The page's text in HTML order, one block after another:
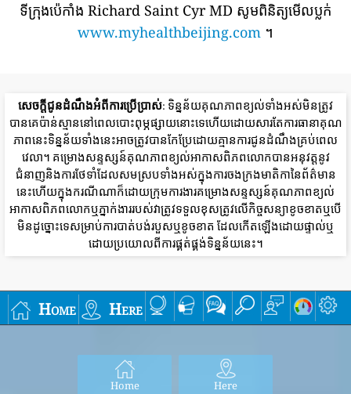
ទីក្រុងប៉េកាំង Richard Saint Cyr MD សូមពិនិត្យមើលប្លក់
www.myhealthbeijing.com ។
សេចក្តីជូនដំណឹងអំពីការប្រើប្រាស់: ទិន្នន័យគុណភាពខ្យល់ទាំងអស់មិនត្រូវ
បានគេប៉ាន់ស្មាននៅពេលបោះពុម្ភផ្សាយនោះទេហើយដោយសារតែការធានាគុណ
ភាពនេះទិន្នន័យទាំងនេះអាចត្រូវបានកែប្រែដោយគ្មានការជូនដំណឹងគ្រប់ពេល
វេលា។ គម្រោងសន្ទស្សន៍គុណភាពខ្យល់អាកាសពិភពលោកបានអនុវត្តនូវ
ជំនាញនិងការថែទាំដែលសមស្របទាំងអស់ក្នុងការចងក្រងមាតិកានៃព័ត៌មាន
នេះហើយក្នុងករណីណាក៏ដោយក្រុមការងារគម្រោងសន្ទស្សន៍គុណភាពខ្យល់
អាកាសពិភពលោកឬភ្នាក់ងាររបស់វាត្រូវទទួលខុសត្រូវលើកិច្ចសន្យាខូចខាតឬបើ
មិនដូច្នោះទេសម្រាប់ការបាត់បង់របួសឬខូចខាត ដែលកើតឡើងដោយផ្ទាល់ឬ
ដោយប្រយោលពីការផ្គត់ផ្គង់ទិន្នន័យនេះ។
Home Here
Home Here